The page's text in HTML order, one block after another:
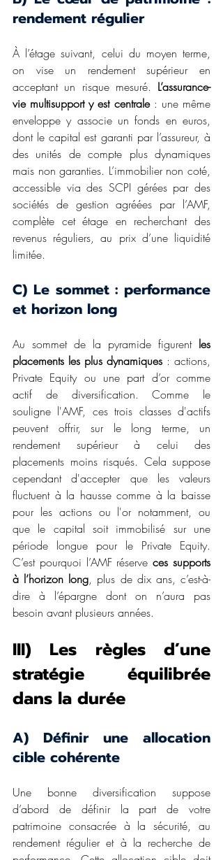
rendement régulier
À l’étage suivant, celui du moyen terme,
on vise un rendement supérieur en
acceptant un risque mesuré. L’assurance-
vie multisupport y est centrale : une même
enveloppe y associe un fonds en euros,
dont le capital est garanti par l’assureur, à
des unités de compte plus dynamiques
mais non garanties. L’immobilier non coté,
accessible via des SCPI gérées par des
sociétés de gestion agréées par l’AMF,
complète cet étage en recherchant des
revenus réguliers, au prix d’une liquidité
limitée.
C) Le sommet : performance
et horizon long
Au sommet de la pyramide figurent les
placements les plus dynamiques : actions,
Private Equity ou une part d’or comme
actif de diversification. Comme le
souligne l'AMF, ces trois classes d'actifs
peuvent offrir, sur le long terme, un
rendement supérieur à celui des
placements moins risqués. Cela suppose
cependant d'accepter que les valeurs
fluctuent à la hausse comme à la baisse
pour les actions ou l'or notamment, ou
que le capital soit immobilisé sur une
période longue pour le Private Equity.
C’est pourquoi l’AMF réserve ces supports
à l’horizon long, plus de dix ans, c’est-à-
dire à l’épargne dont on n’aura pas
besoin avant plusieurs années.
III) Les règles d’une
stratégie équilibrée
dans la durée
A) Définir une allocation
cible cohérente
Une bonne diversification suppose
d’abord de définir la part de votre
patrimoine consacrée à la sécurité, au
rendement régulier et à la recherche de